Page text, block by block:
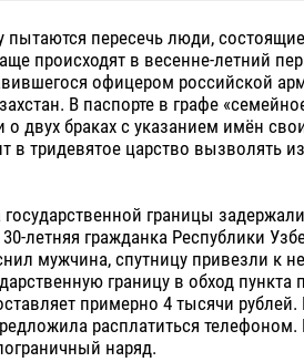
пытаются пересечь люди,
происходят в весенне-летний
офицером российской
В паспорте в графе
двух браках с указанием имён
в тридевятое царство вызволять
границы
летняя гражданка Республики
мужчина, спутницу привезли к
границу в обход пункта
примерно 4 тысячи
расплатиться телефоном.
наряд.